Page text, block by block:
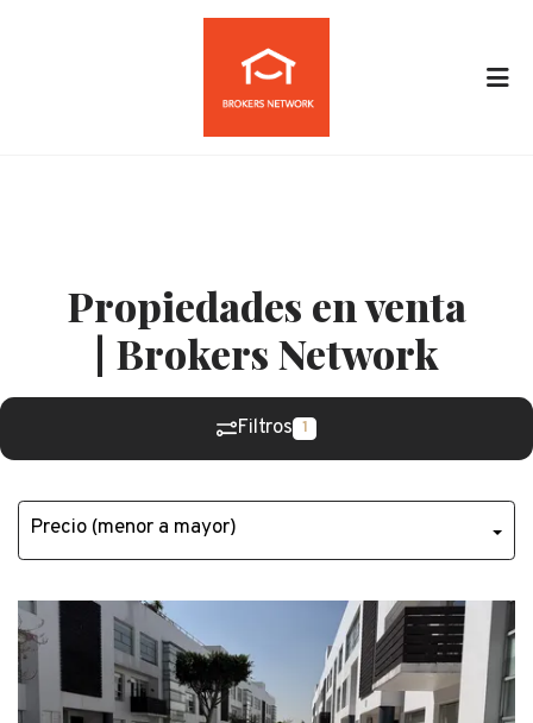
Propiedades en venta
| Brokers Network
Filtros 1